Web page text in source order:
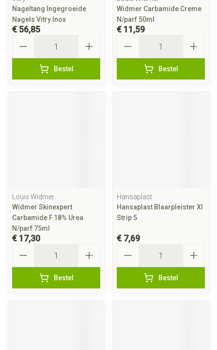
Nageltang Ingegroeide
Nagels Vitry Inox
€ 56,85
Bestel
Widmer Carbamide Creme
N/parf 50ml
€ 11,59
Bestel
Louis Widmer
Widmer Skinexpert
Carbamide F.18% Urea
N/parf 75ml
€ 17,30
Bestel
Hansaplast
Hansaplast Blaarpleister Xl
Strip 5
€ 7,69
Bestel